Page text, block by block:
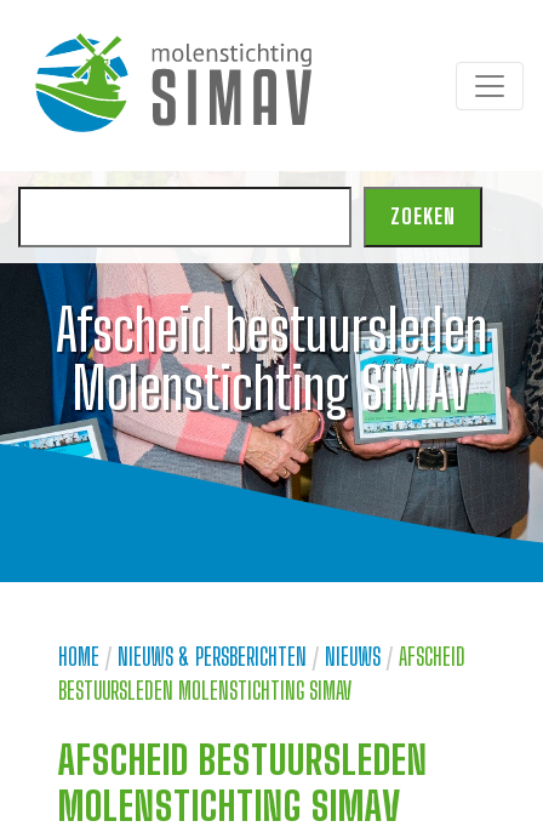
ZOEKEN
Afscheid bestuursleden
Molenstichting SIMAV
HOME / NIEUWS & PERSBERICHTEN / NIEUWS / AFSCHEID
BESTUURSLEDEN MOLENSTICHTING SIMAV
AFSCHEID BESTUURSLEDEN
MOLENSTICHTING SIMAV